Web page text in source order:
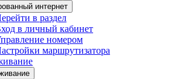
интернет
в раздел
в личный кабинет
номером
маршрутизатора